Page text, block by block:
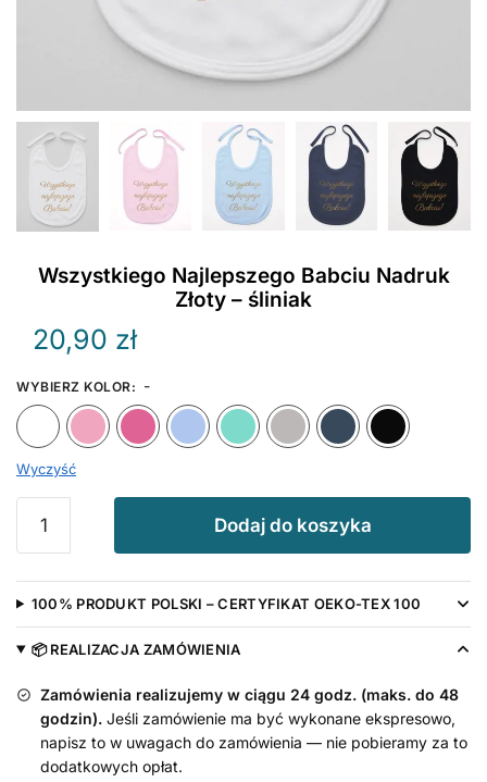
Wszystkiego Najlepszego Babciu Nadruk
Złoty – śliniak
20,90 zł
WYBIERZ KOLOR: -
Biały
Różowy Ciemny Różowy
Błękitny MiętowySzary
Wyczyść
Wszystkiego
Najlepszego
Babciu
Nadruk
Złoty
śliniak
Dodaj do koszyka
100% PRODUKT POLSKI – CERTYFIKAT OEKO-TEX 100
📦 REALIZACJA ZAMÓWIENIA
Zamówienia realizujemy w ciągu 24 godz. (maks. do 48
godzin). Jeśli zamówienie ma być wykonane ekspresowo,
napisz to w uwagach do zamówienia — nie pobieramy za to
dodatkowych opłat.